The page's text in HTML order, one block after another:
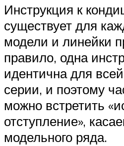
Инструкция к
существует для
модели и линейки
правило, одна
идентична для
серии, и поэтому
можно встретить
отступление»,
модельного ряда.